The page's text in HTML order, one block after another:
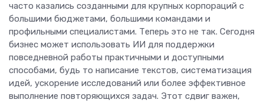
часто казались созданными для крупных корпораций с
большими бюджетами, большими командами и
профильными специалистами. Теперь это не так. Сегодня
бизнес может использовать ИИ для поддержки
повседневной работы практичными и доступными
способами, будь то написание текстов, систематизация
идей, ускорение исследований или более эффективное
выполнение повторяющихся задач. Этот сдвиг важен,